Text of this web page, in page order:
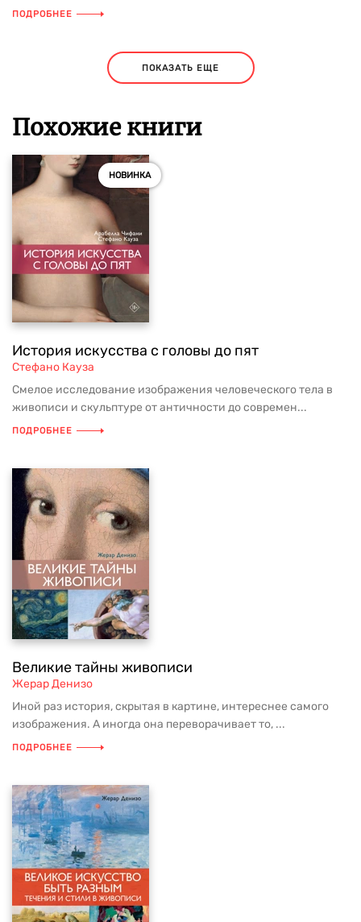
ПОДРОБНЕЕ
ПОКАЗАТЬ ЕЩЕ
Похожие книги
НОВИНКА
История искусства с головы до пят
Стефано Кауза
Смелое исследование изображения человеческого тела в
живописи и скульптуре от античности до современ...
ПОДРОБНЕЕ
Великие тайны живописи
Жерар Денизо
Иной раз история, скрытая в картине, интереснее самого
изображения. А иногда она переворачивает то, ...
ПОДРОБНЕЕ